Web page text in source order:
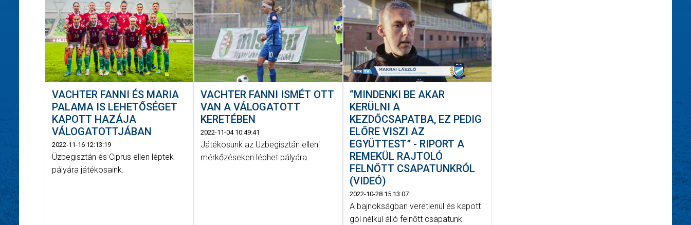
VACHTER FANNI ÉS MARIA
PALAMA IS LEHETŐSÉGET
KAPOTT HAZÁJA
VÁLOGATOTTJÁBAN
2022-11-16 12:13:19
Üzbegisztán és Ciprus ellen léptek
pályára játékosaink.
VACHTER FANNI ISMÉT OTT
VAN A VÁLOGATOTT
KERETÉBEN
2022-11-04 10:49:41
Játékosunk az Üzbegisztán elleni
mérkőzéseken léphet pályára.
“MINDENKI BE AKAR
KERÜLNI A
KEZDŐCSAPATBA, EZ PEDIG
ELŐRE VISZI AZ
EGYÜTTEST” - RIPORT A
REMEKÜL RAJTOLÓ
FELNŐTT CSAPATUNKRÓL
(VIDEÓ)
2022-10-28 15:13:07
A bajnokságban veretlenül és kapott
gól nélkül álló felnőtt csapatunk